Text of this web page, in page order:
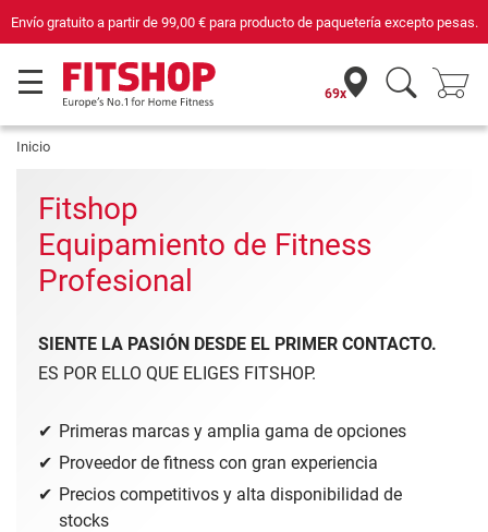
Compra con seguridad en Fitshop, comercio con sello de Confianza Online.
69x
Inicio
Fitshop
Equipamiento de Fitness
Profesional
SIENTE LA PASIÓN DESDE EL PRIMER CONTACTO.
ES POR ELLO QUE ELIGES FITSHOP.
Primeras marcas y amplia gama de opciones
Proveedor de fitness con gran experiencia
Precios competitivos y alta disponibilidad de
stocks